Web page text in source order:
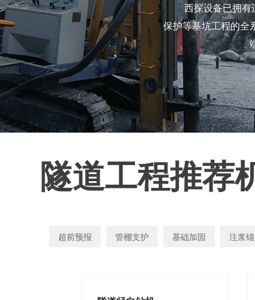
西探设备已拥
保护等基坑工程的全
隧道工程推荐
超前预报 管棚支护 基础加固 注浆